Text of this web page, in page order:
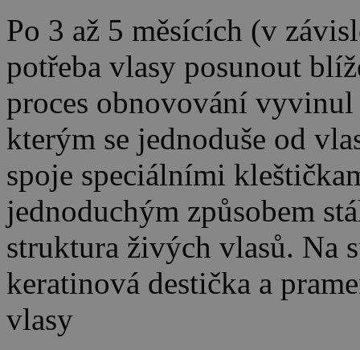
Po 3 až 5 měsících (v
potřeba vlasy posunout
proces obnovování
kterým se jednoduše od
spoje speciálními
jednoduchým způsobem
struktura živých vlasů. Na
keratinová destička a
vlasy